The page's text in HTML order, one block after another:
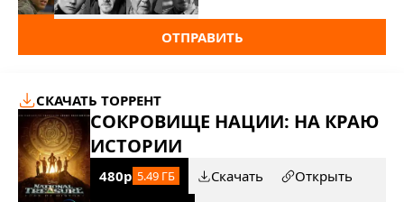
ОТПРАВИТЬ
СКАЧАТЬ ТОРРЕНТ
СОКРОВИЩЕ НАЦИИ: НА КРАЮ
ИСТОРИИ
480p 5.49 ГБ Скачать
Открыть